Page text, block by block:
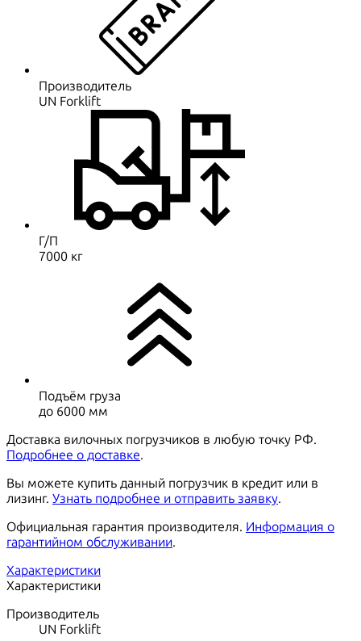
Производитель
UN Forklift
Г/П
7000 кг
Подъём груза
до 6000 мм
Доставка вилочных погрузчиков в любую точку РФ.
Подробнее о доставке.
Вы можете купить данный погрузчик в кредит или в
лизинг. Узнать подробнее и отправить заявку.
Официальная гарантия производителя. Информация о
гарантийном обслуживании.
Характеристики
Характеристики
Производитель
UN Forklift